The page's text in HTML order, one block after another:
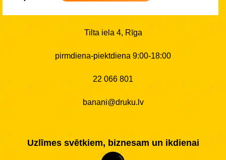
Tilta iela 4, Rīga
pirmdiena-piektdiena 9:00-18:00
22 066 801
banani@druku.lv
Uzlīmes svētkiem, biznesam un ikdienai